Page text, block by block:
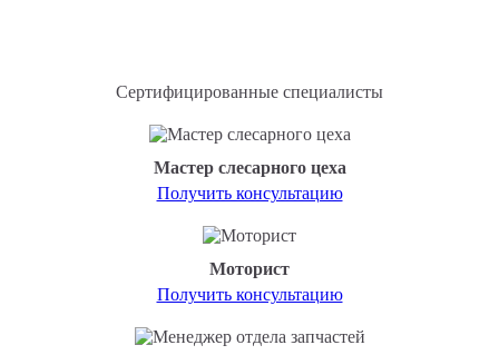
Сертифицированные специалисты
Мастер слесарного цеха
Получить консультацию
Моторист
Получить консультацию